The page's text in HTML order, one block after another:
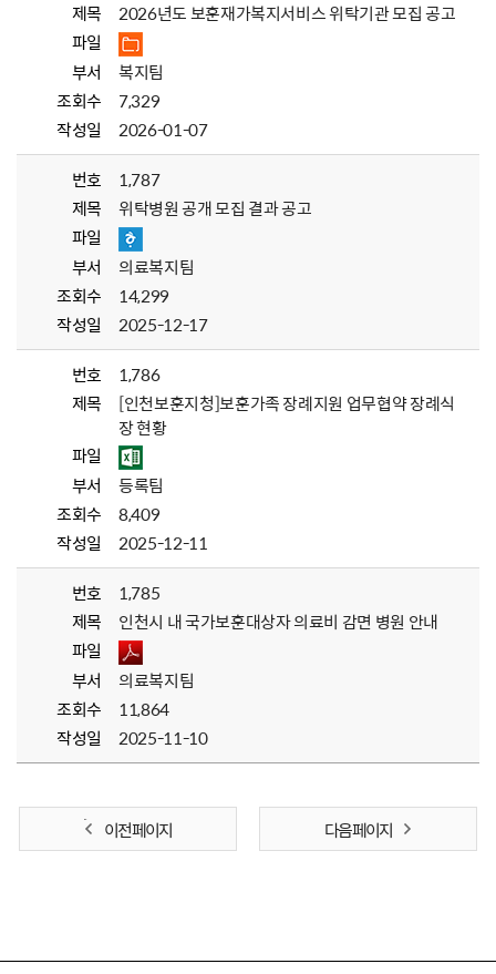
제목
2026년도 보훈재가복지서비스 위탁기관 모집 공고
파일
부서
복지팀
조회수
7,329
작성일
2026-01-07
번호
1,787
제목
위탁병원 공개 모집 결과 공고
파일
부서
의료복지팀
조회수
14,299
작성일
2025-12-17
번호
1,786
제목
[인천보훈지청]보훈가족 장례지원 업무협약 장례식
장 현황
파일
부서
등록팀
조회수
8,409
작성일
2025-12-11
번호
1,785
제목
인천시 내 국가보훈대상자 의료비 감면 병원 안내
파일
부서
의료복지팀
조회수
11,864
작성일
2025-11-10
이전 페이지 다음 페이지